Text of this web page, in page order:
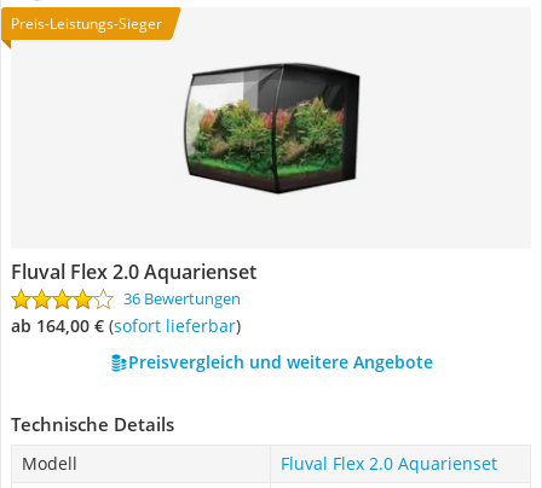
Preis-Leistungs-Sieger
Fluval Flex 2.0 Aquarienset
36 Bewertungen
ab 164,00 € ( Sofort lieferbar)
Preisvergleich und weitere Angebote
Technische Details
Modell
Fluval Flex 2.0 Aquarienset